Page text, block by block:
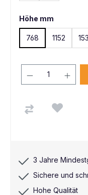
Höhe mm
768 1152
3 Jahre
Sichere und
Hohe Qualität